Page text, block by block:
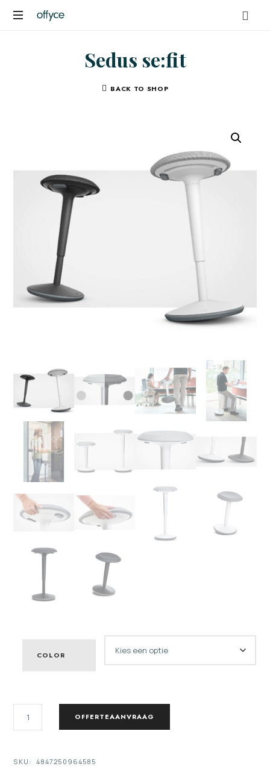
OFFYCE.NL
Sedus se:fit
BACK TO SHOP
COLOR
SE:FIT
AANTAL
OFFERTEAANVRAAG
SKU: 4847250964585